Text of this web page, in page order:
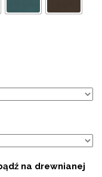
na drewnianej